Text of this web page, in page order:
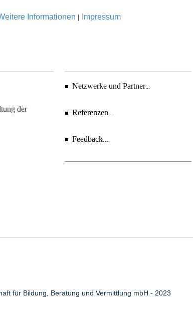
der
Netzwerke und Partner...
Referenzen...
Feedback...
für Bildung, Beratung und Vermittlung mbH - 2023
Informationen | Impressum